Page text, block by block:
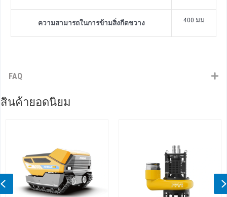
ความสามารถในการข้ามสิ่งกีดขวาง 400 มม
FAQ
สินค้ายอดนิยม
Previous